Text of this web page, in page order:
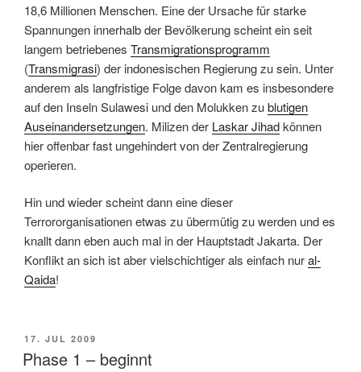
18,6 Millionen Menschen. Eine der Ursache für starke
Spannungen innerhalb der Bevölkerung scheint ein seit
langem betriebenes Transmigrationsprogramm
(Transmigrasi) der indonesischen Regierung zu sein. Unter
anderem als langfristige Folge davon kam es insbesondere
auf den Inseln Sulawesi und den Molukken zublutigen
Auseinandersetzungen. Milizen der Laskar Jihadkönnen
hier offenbar fast ungehindert von der Zentralregierung
operieren.
Hin und wieder scheint dann eine dieser
Terrororganisationen etwas zu übermütig zu werden und es
knallt dann eben auch mal in der Hauptstadt Jakarta. Der
Konflikt an sich ist aber vielschichtiger als einfach nural-
Qaida!
POSTED
ON
17. JUL 2009
Phase 1 – beginnt